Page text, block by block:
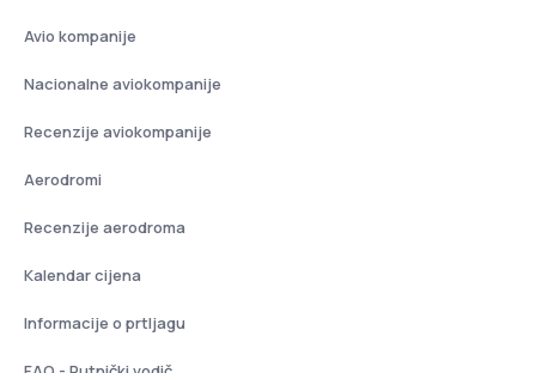
Avio kompanije
Nacionalne aviokompanije
Recenzije aviokompanije
Aerodromi
Recenzije aerodroma
Kalendar cijena
Informacije o prtljagu